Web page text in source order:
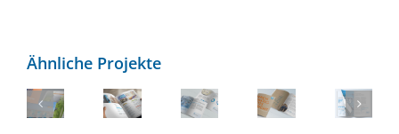
Ähnliche Projekte
Design
Design
Relaunch
Broschüren